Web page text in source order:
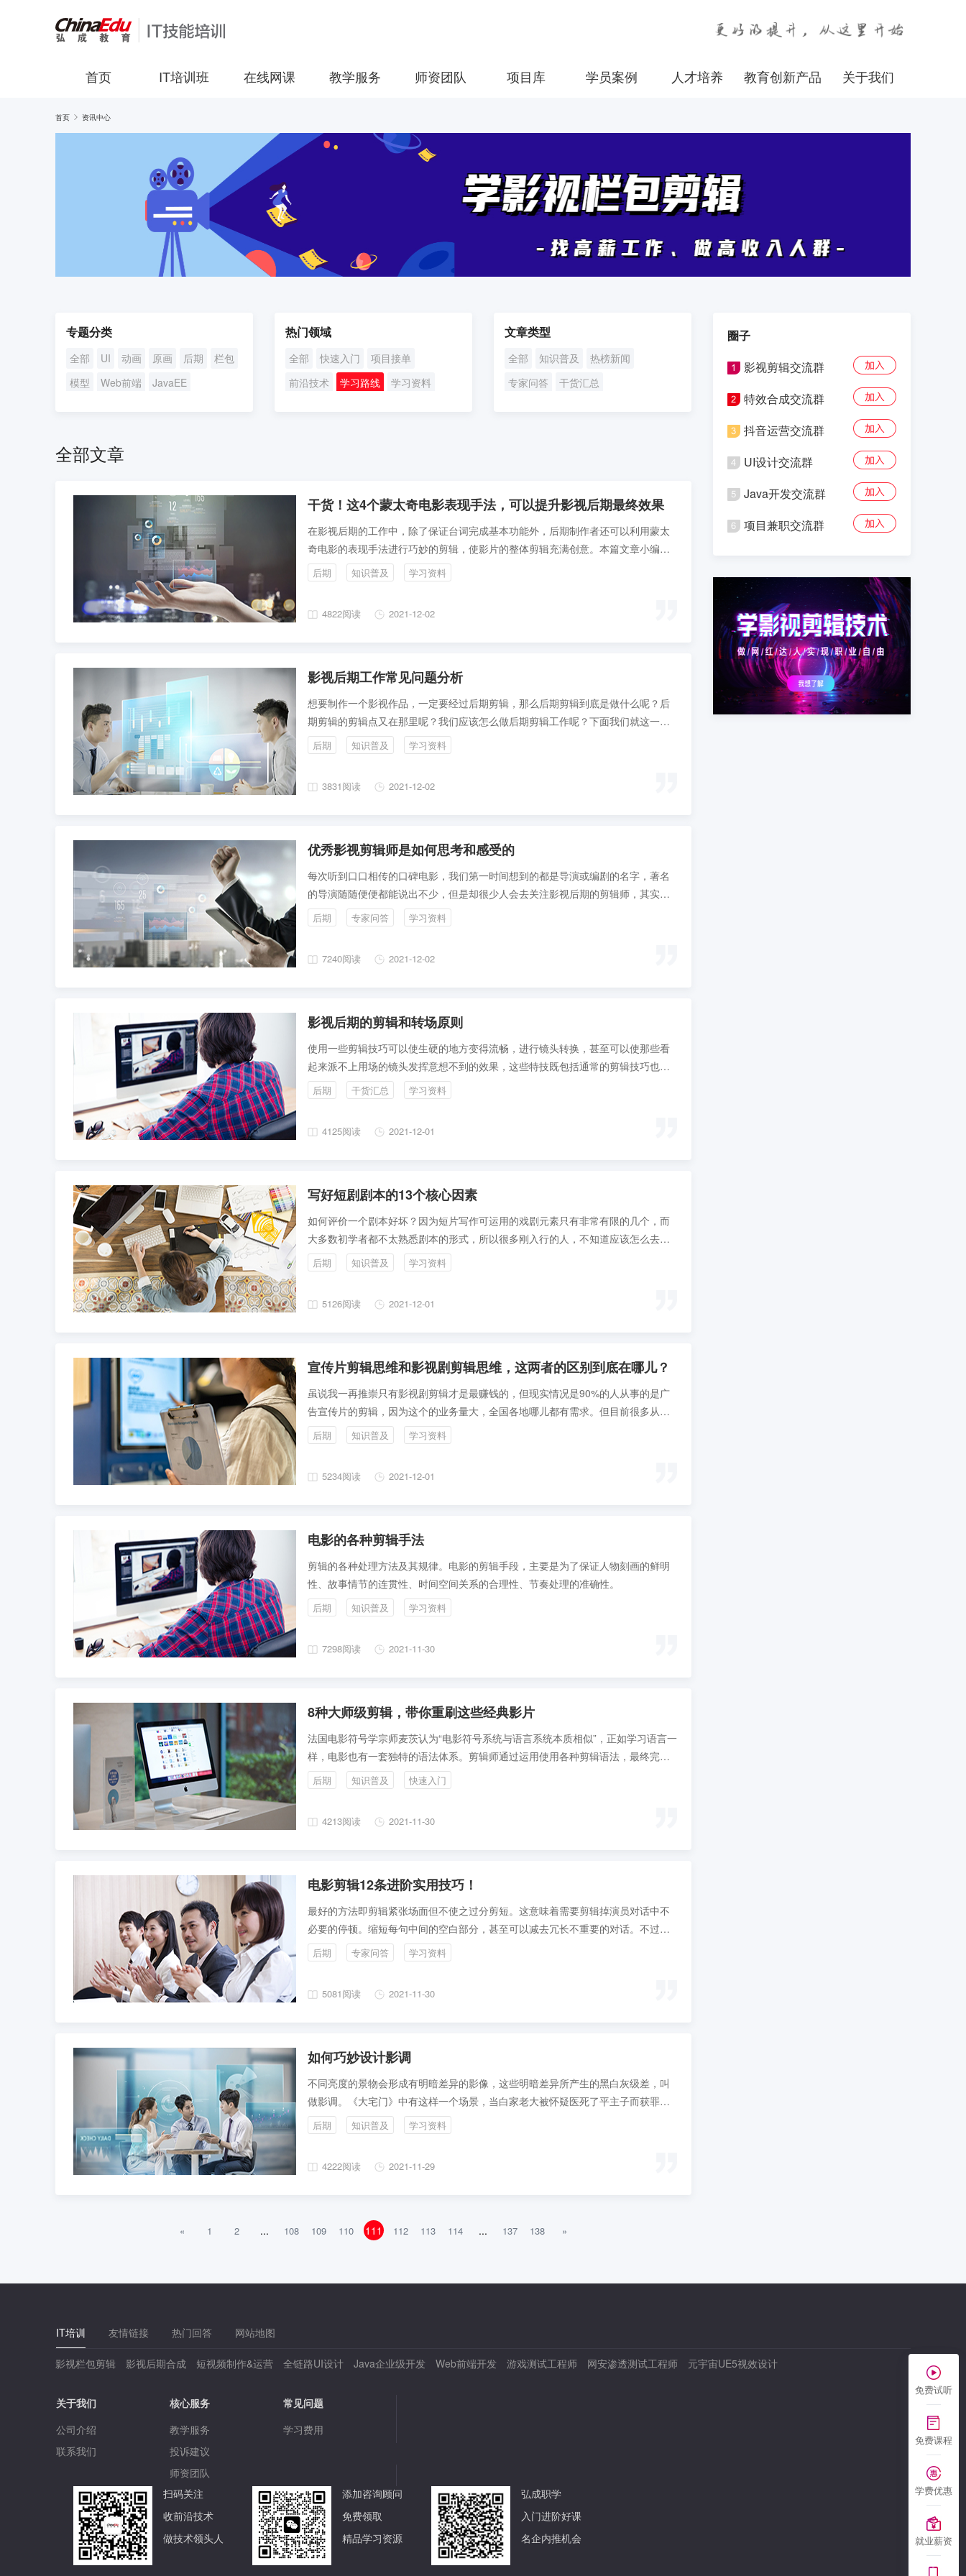
首页 IT培训班 在线网课 教学服务 师资团队 项目库 学员案例 人才培养 教育创新产品 关于我们
首页 资讯中心
专题分类
全部 UI 动画 原画 后期
栏包
模型
Web前端
JavaEE
热门领域
全部 快速入门
项目接单
前沿技术
学习路线
学习资料
文章类型
全部 知识普及
热榜新闻
专家问答
干货汇总
全部文章
干货！这4个蒙太奇电影表现手法，可以提升影视后期最终效果
在影视后期的工作中，除了保证台词完成基本功能外，后期制作者还可以利用蒙太
奇电影的表现手法进行巧妙的剪辑，使影片的整体剪辑充满创意。本篇文章小编将
讲述有哪些蒙太奇电影的表现手法，可以提升影视后期的最终效果。
后期 知识普及 学习资料
4822阅读 2021-12-02
影视后期工作常见问题分析
想要制作一个影视作品，一定要经过后期剪辑，那么后期剪辑到底是做什么呢？后
期剪辑的剪辑点又在那里呢？我们应该怎么做后期剪辑工作呢？下面我们就这一些
问题一一展开分析和讨论。
后期 知识普及 学习资料
3831阅读 2021-12-02
优秀影视剪辑师是如何思考和感受的
每次听到口口相传的口碑电影，我们第一时间想到的都是导演或编剧的名字，著名
的导演随随便便都能说出不少，但是却很少人会去关注影视后期的剪辑师，其实剪
辑师在影视后期中占据相当重要的位置，但很多时候却会被忽视。
后期 专家问答 学习资料
7240阅读 2021-12-02
影视后期的剪辑和转场原则
使用一些剪辑技巧可以使生硬的地方变得流畅，进行镜头转换，甚至可以使那些看
起来派不上用场的镜头发挥意想不到的效果，这些特技既包括通常的剪辑技巧也包
括非常规的剪辑方法。
后期 干货汇总 学习资料
4125阅读 2021-12-01
写好短剧剧本的13个核心因素
如何评价一个剧本好坏？因为短片写作可运用的戏剧元素只有非常有限的几个，而
大多数初学者都不太熟悉剧本的形式，所以很多刚入行的人，不知道应该怎么去写
出一个优秀的短片剧本。其实，剧本的写作可以很简单，这个过程其实也是研究的
过程、发现的过程和使故事具体化的过程，看着故事被创作出来是一种令人激动的
后期 知识普及 学习资料
5126阅读 2021-12-01
宣传片剪辑思维和影视剧剪辑思维，这两者的区别到底在哪儿？
虽说我一再推崇只有影视剧剪辑才是最赚钱的，但现实情况是90%的人从事的是广
告宣传片的剪辑，因为这个的业务量大，全国各地哪儿都有需求。但目前很多从事
广告宣传片剪辑的人，只是熟练操作了剪辑软件PR、FCPX而已，有的再学了一点
AE C4D，剪辑创作的技能全靠自己摸索，没有人指路，网上搜索到的剪辑思维教程
学习进步，所以就很苦恼。
后期 知识普及 学习资料
5234阅读 2021-12-01
电影的各种剪辑手法
剪辑的各种处理方法及其规律。电影的剪辑手段，主要是为了保证人物刻画的鲜明
性、故事情节的连贯性、时间空间关系的合理性、节奏处理的准确性。
后期 知识普及 学习资料
7298阅读 2021-11-30
8种大师级剪辑，带你重刷这些经典影片
法国电影符号学宗师麦茨认为“电影符号系统与语言系统本质相似”，正如学习语言一
样，电影也有一套独特的语法体系。剪辑师通过运用使用各种剪辑语法，最终完成
一个连贯流畅、含义明确、主题鲜明并有艺术感染力的电影作品。
后期 知识普及 快速入门
4213阅读 2021-11-30
电影剪辑12条进阶实用技巧！
最好的方法即剪辑紧张场面但不使之过分剪短。这意味着需要剪辑掉演员对话中不
必要的停顿。缩短每句中间的空白部分，甚至可以减去冗长不重要的对话。不过在
剪去对话前，请先征求导演的意见。
后期 专家问答 学习资料
5081阅读 2021-11-30
如何巧妙设计影调
不同亮度的景物会形成有明暗差异的影像，这些明暗差异所产生的黑白灰级差，叫
做影调。《大宅门》中有这样一个场景，当白家老大被怀疑医死了平主子而获罪被
关进大牢，白家一家老小聚集在房间里商量对策时，外面的光线通过窗格照在他们
身上，在他们身上留下了一格格的斑驳阴影。导演在这里就非常巧妙地运用了影调
构终都起着重要作用。
后期 知识普及 学习资料
4222阅读 2021-11-29
« 1 2 ... 108 109 110 111 112 113 114 ... 137 138 »
圈子
影视剪辑交流群
特效合成交流群
抖音运营交流群
UI设计交流群
Java开发交流群
项目兼职交流群
IT培训 友情链接 热门回答 网站地图
影视栏包剪辑 影视后期合成 短视频制作&运营 全链路UI设计 Java企业级开发 Web前端开发 游戏测试工程师 网安渗透测试工程师 元宇宙UE5视效设计
关于我们 核心服务
常见问题
公司介绍
教学服务
学习费用
联系我们
投诉建议
师资团队
扫码关注
收前沿技术
做技术领头人
添加咨询顾问
免费领取
精品学习资源
弘成职学
入门进阶好课
名企内推机会
免费试听
免费课程
学费优惠
就业薪资